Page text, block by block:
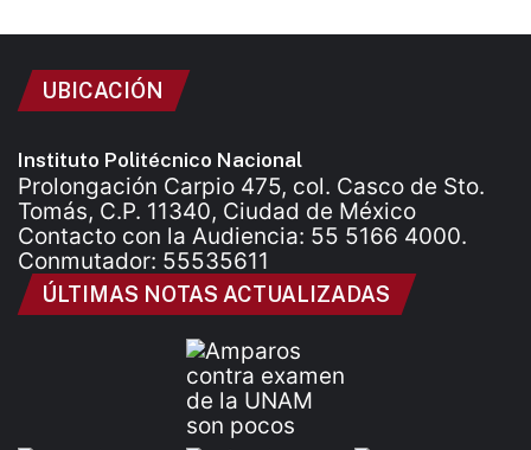
UBICACIÓN
Instituto Politécnico Nacional
Prolongación Carpio 475, col. Casco de Sto.
Tomás, C.P. 11340, Ciudad de México
Contacto con la Audiencia: 55 5166 4000.
Conmutador: 55535611
ÚLTIMAS NOTAS ACTUALIZADAS